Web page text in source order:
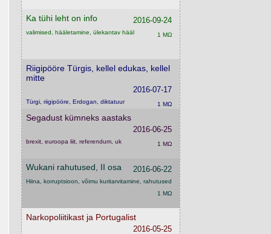
Ka tühi leht on info 2016-09-24
valimised, hääletamine, ülekantav hääl 1 MΩ
Riigipööre Türgis, kellel edukas, kellel
mitte
2016-07-17
Türgi, riigipööre, Erdogan, diktatuur 1 MΩ
Segadust kümneks aastaks
2016-06-25
brexit, euroopa liit, referendum, uk 1 MΩ
Wukani rahutused, II osa 2016-06-22
Hiina, korruptsioon, võimu kuritarvitamine, rahutused
1 MΩ
Narkopoliitikast ja Portugalist
2016-05-25